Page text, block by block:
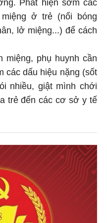
ở trẻ (nổi bóng
lở miệng...) để cách
miệng, phụ huynh cần
các dấu hiệu nặng (sốt
nhiều, giật mình chới
trẻ đến các cơ sở y tế